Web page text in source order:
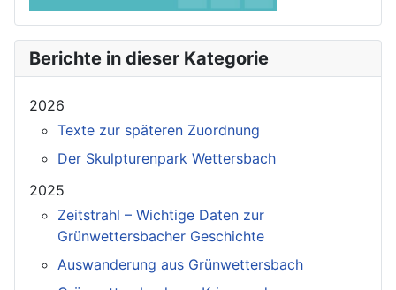
Berichte in dieser Kategorie
2026
Texte zur späteren Zuordnung
Der Skulpturenpark Wettersbach
2025
Zeitstrahl – Wichtige Daten zur
Grünwettersbacher Geschichte
Auswanderung aus Grünwettersbach